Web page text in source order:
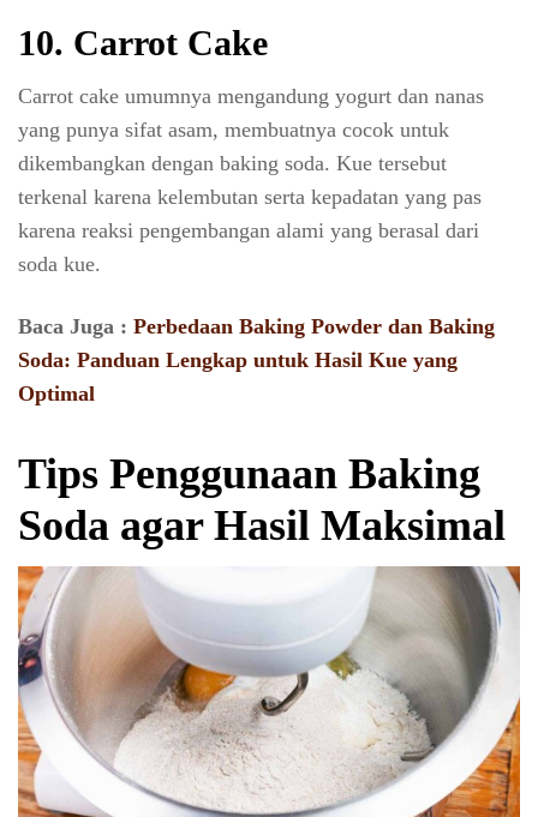
10. Carrot Cake
Carrot cake umumnya mengandung yogurt dan nanas
yang punya sifat asam, membuatnya cocok untuk
dikembangkan dengan baking soda. Kue tersebut
terkenal karena kelembutan serta kepadatan yang pas
karena reaksi pengembangan alami yang berasal dari
soda kue.
Baca Juga : Perbedaan Baking Powder dan Baking
Soda: Panduan Lengkap untuk Hasil Kue yang
Optimal
Tips Penggunaan Baking
Soda agar Hasil Maksimal